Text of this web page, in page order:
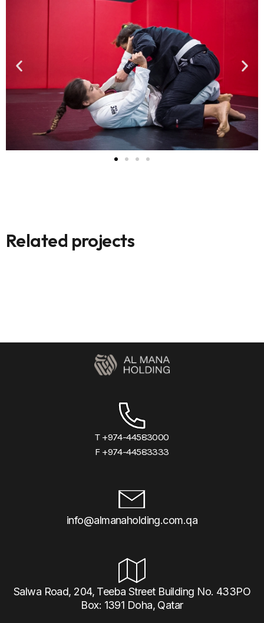
Related projects
T +974-44583000
F +974-44583333
info@almanaholding.com.qa
Salwa Road, 204, Teeba Street Building No. 433PO
Box: 1391 Doha, Qatar